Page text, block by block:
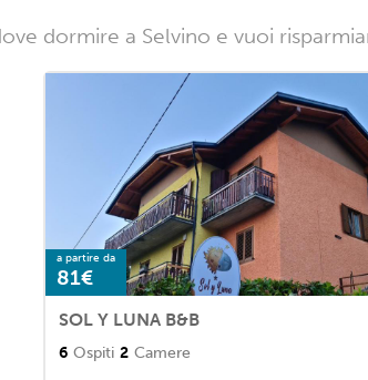
dormire a Selvino e vuoi
a partire da
81€
SOL Y LUNA B&B
6 Ospiti 2 Camere